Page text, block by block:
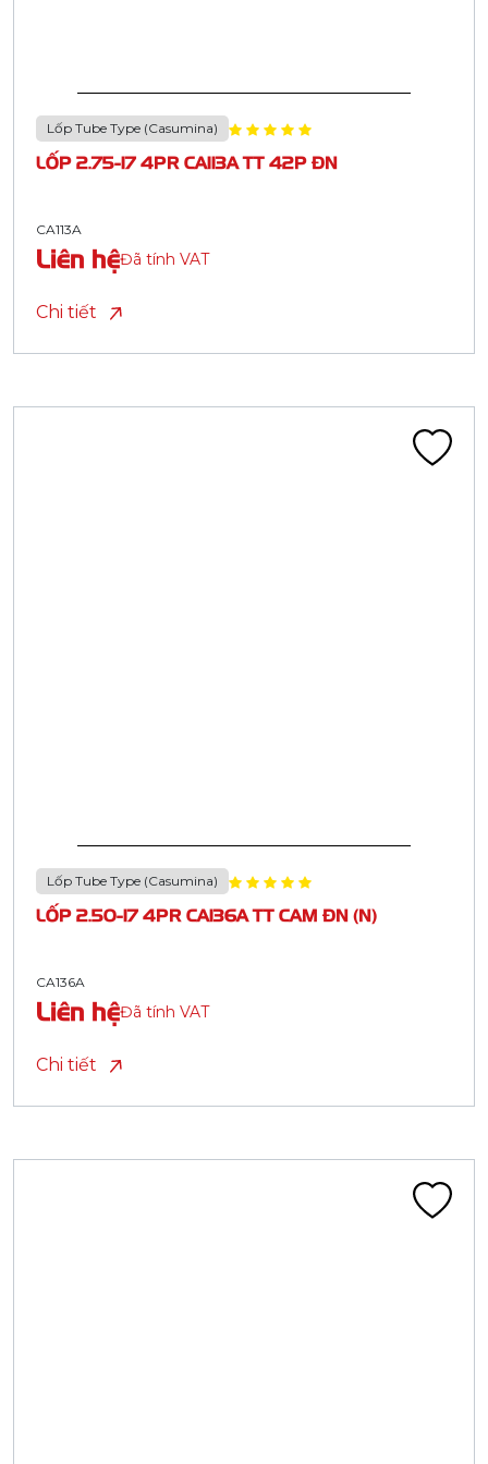
Lốp Tube Type (Casumina)
LỐP 2.75-17 4PR CA113A TT 42P ĐN
CA113A
Liên hệĐã tính VAT
Chi tiết
Lốp Tube Type (Casumina)
LỐP 2.50-17 4PR CA136A TT CAM ĐN (N)
CA136A
Liên hệĐã tính VAT
Chi tiết